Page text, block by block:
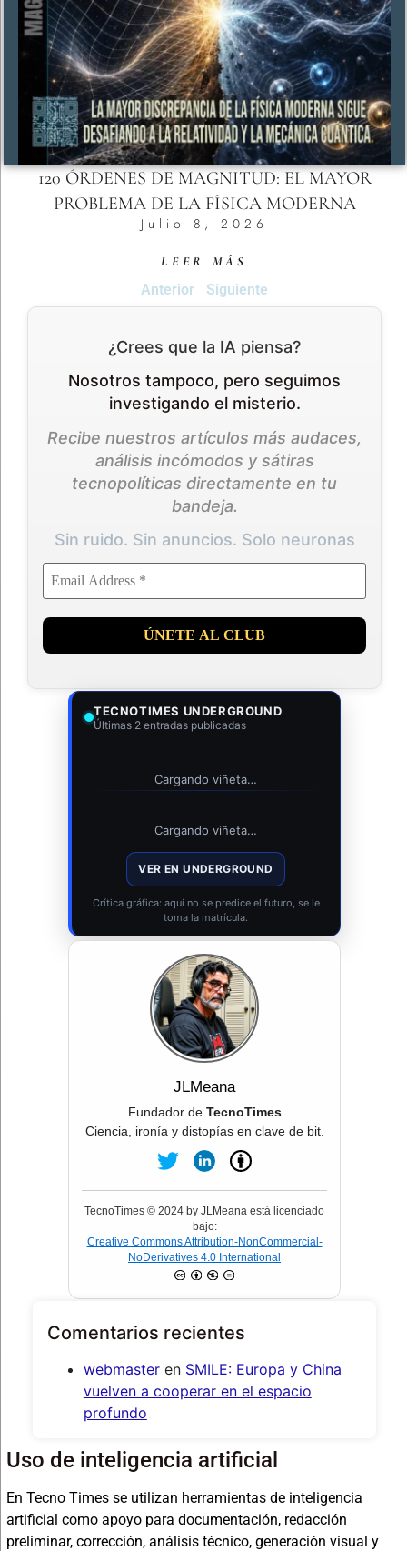
120 ÓRDENES DE MAGNITUD: EL MAYOR
PROBLEMA DE LA FÍSICA MODERNA
Julio 8, 2026
LEER MÁS
Anterior Siguiente
¿Crees que la IA piensa?
Nosotros tampoco, pero seguimos
investigando el misterio.
Recibe nuestros artículos más audaces,
análisis incómodos y sátiras
tecnopolíticas directamente en tu
bandeja.
Sin ruido. Sin anuncios. Solo neuronas
TECNOTIMES UNDERGROUND
Últimas 2 entradas publicadas
Cargando viñeta…
Cargando viñeta…
VER EN UNDERGROUND
Crítica gráfica: aquí no se predice el futuro, se le
toma la matrícula.
JLMeana
Fundador de TecnoTimes
Ciencia, ironía y distopías en clave de bit.
TecnoTimes © 2024 by JLMeana está licenciado
bajo:
Creative Commons Attribution-NonCommercial-
NoDerivatives 4.0 International
Comentarios recientes
webmasteren SMILE: Europa y China
vuelven a cooperar en el espacio
profundo
Uso de inteligencia artificial
En Tecno Times se utilizan herramientas de inteligencia
artificial como apoyo para documentación, redacción
preliminar, corrección, análisis técnico, generación visual y